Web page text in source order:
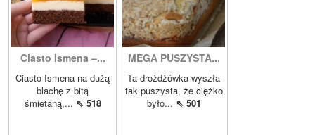
Ciasto Ismena –...
Ciasto Ismena na dużą
blachę z bitą
śmietaną,... ⇖ 518
MEGA PUSZYSTA...
Ta drożdżówka wyszła
tak puszysta, że ciężko
było... ⇖ 501